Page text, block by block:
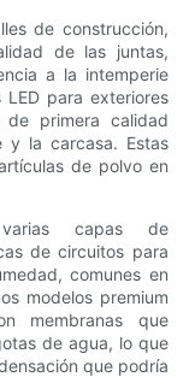
de construcción,
de las juntas,
a la intemperie
para exteriores
primera calidad
y la carcasa. Estas
de polvo en
capas de
de circuitos para
comunes en
modelos premium
membranas que
de agua, lo que
que podría